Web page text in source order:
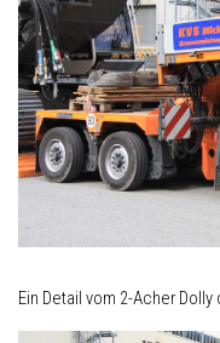
Ein Detail vom 2-Acher